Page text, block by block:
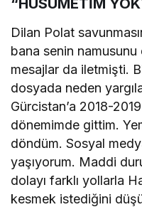
Dilan Polat
bana senin
mesajlar da iletmişti.
dosyada neden
Gürcistan’a 2018-
dönemimde gittim.
döndüm. Sosyal
yaşıyorum. Maddi
dolayı farklı yollarla
kesmek istediğini